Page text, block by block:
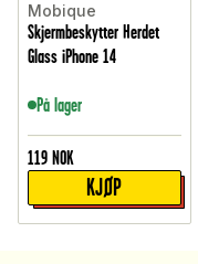
Mobique
Skjermbeskytter Herdet
Glass iPhone 14
På lager
119 NOK
KJØP